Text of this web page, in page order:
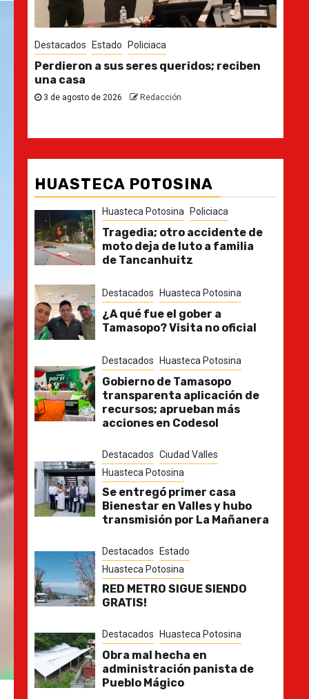
reciben
Destacados Estado
Ya casi, el quinto informe del
HUASTECA POTOSINA
Huasteca Potosina Policiaca
Tragedia; otro accidente de
moto deja de luto a familia
de Tancanhuitz
Destacados Huasteca Potosina
¿A qué fue el gober a
Tamasopo? Visita no oficial
Destacados Huasteca Potosina
Gobierno de Tamasopo
transparenta aplicación de
recursos; aprueban más
acciones en Codesol
Destacados Ciudad Valles
Huasteca Potosina
Se entregó primer casa
Bienestar en Valles y hubo
transmisión por La Mañanera
Destacados
Estado
Huasteca Potosina
RED METRO SIGUE SIENDO
GRATIS!
Destacados Huasteca Potosina
Obra mal hecha en
administración panista de
Pueblo Mágico